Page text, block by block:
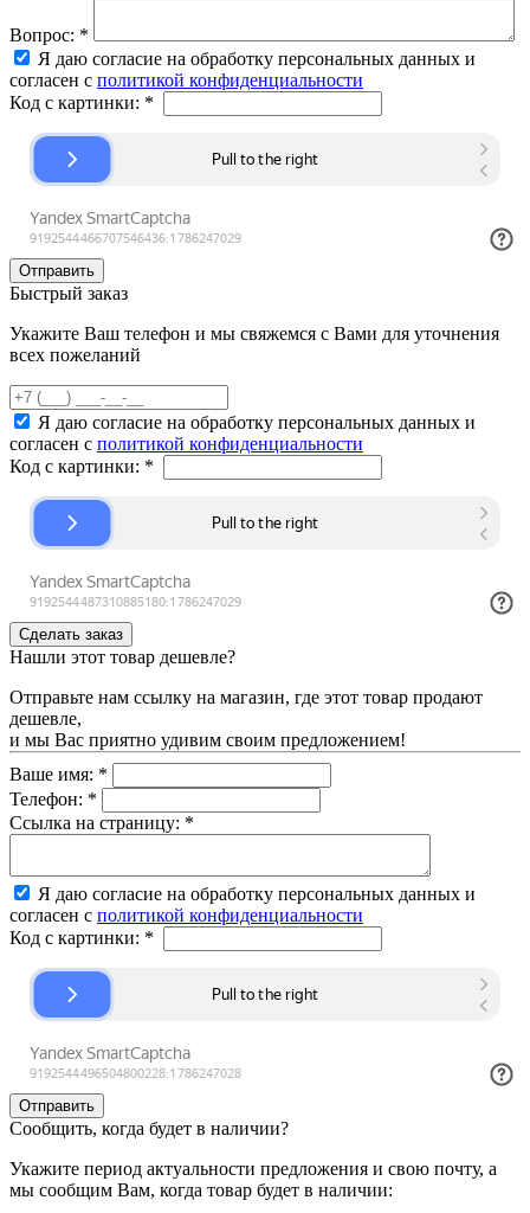
Вопрос: *
Я даю согласие на обработку персональных данных и
согласен с политикой конфиденциальности
Код с картинки: *
Быстрый заказ
Укажите Ваш телефон и мы свяжемся с Вами для уточнения
всех пожеланий
Я даю согласие на обработку персональных данных и
согласен с политикой конфиденциальности
Код с картинки: *
Нашли этот товар дешевле?
Отправьте нам ссылку на магазин, где этот товар продают
дешевле,
и мы Вас приятно удивим своим предложением!
Ваше имя: *
Телефон: *
Ссылка на страницу: *
Я даю согласие на обработку персональных данных и
согласен с политикой конфиденциальности
Код с картинки: *
Сообщить, когда будет в наличии?
Укажите период актуальности предложения и свою почту, а
мы сообщим Вам, когда товар будет в наличии: